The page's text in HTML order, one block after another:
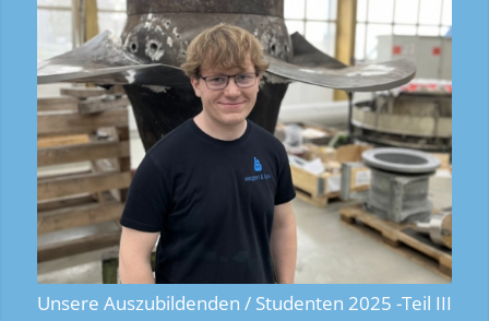
Unsere Auszubildenden / Studenten 2025 -Teil III